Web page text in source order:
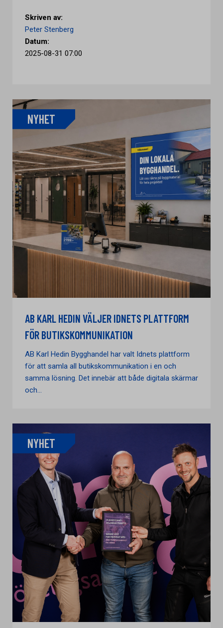
Skriven av:
Peter Stenberg
Datum:
2025-08-31 07:00
NYHET
AB KARL HEDIN VÄLJER IDNETS PLATTFORM
FÖR BUTIKSKOMMUNIKATION
AB Karl Hedin Bygghandel har valt Idnets plattform
för att samla all butikskommunikation i en och
samma lösning. Det innebär att både digitala skärmar
och...
NYHET